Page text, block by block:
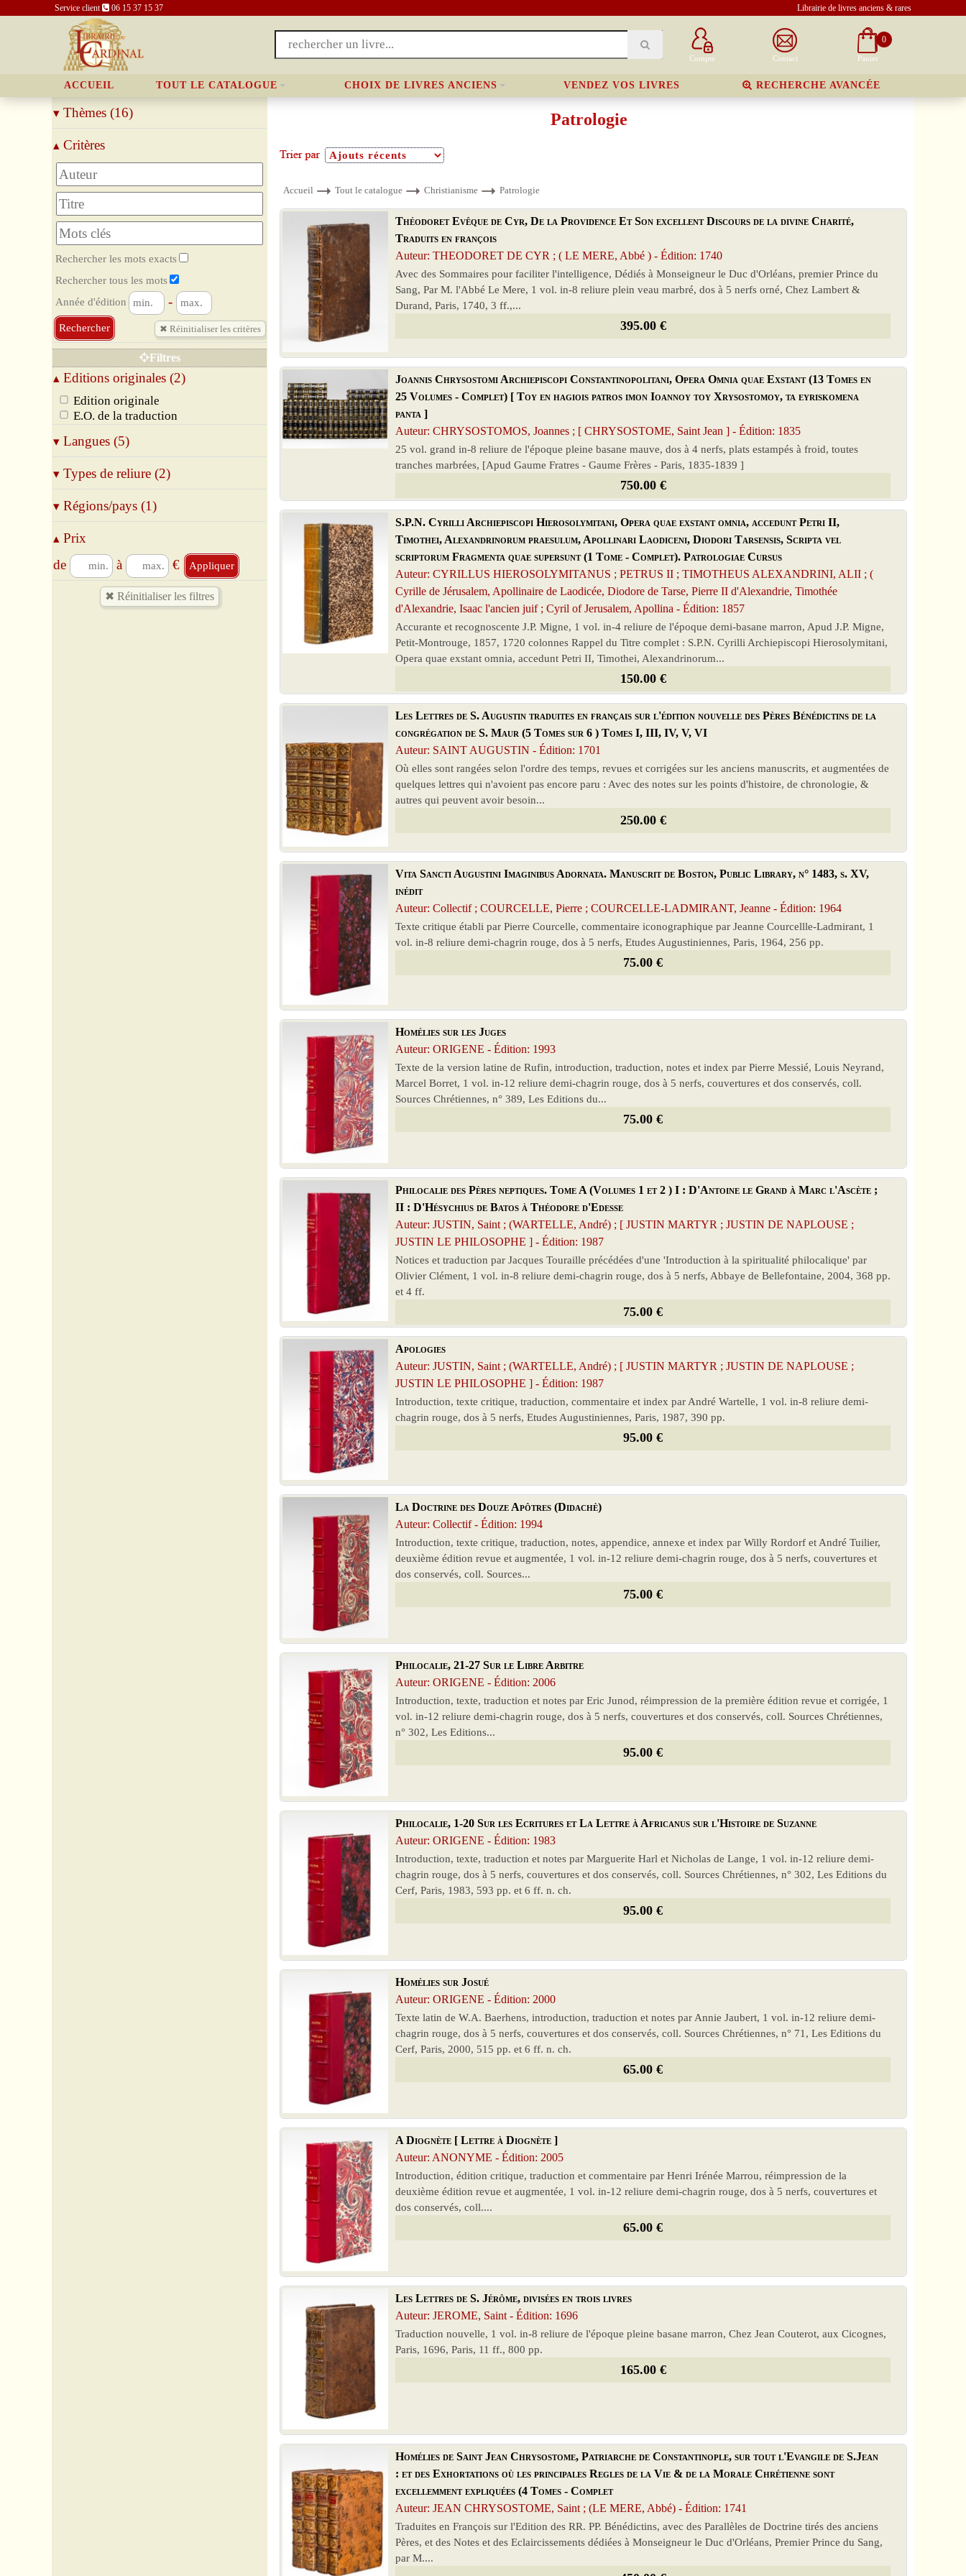
Service client 06 15 37 15 37 Librairie de livres anciens & rares
Compte Contact
0
Panier
ACCUEIL TOUT LE CATALOGUE CHOIX DE LIVRES ANCIENS VENDEZ VOS LIVRES RECHERCHE AVANCÉE
▾ Thèmes (16)
Bible
Catéchisme
Christologie
Dictionnaires
Droit canonique
Etudes bibliques
Histoire de l'Eglise
Liturgie
Magistère
Patrologie
Prière
Spiritualité
Théologie
Vie des Saints, Biographies
▴ Critères
Rechercher les mots exacts
Rechercher tous les mots
Année d'édition
-
Filtres
▴ Editions originales (2)
Edition originale
E.O. de la traduction
▾ Langues (5)
Français
Italien
▾ Types de reliure (2)
Relié
▾ Régions/pays (1)
▴ Prix
de
à €
Patrologie
Accueil Tout le catalogue Christianisme Patrologie
Théodoret Evêque de Cyr, De la Providence Et Son excellent Discours de la divine Charité,
Traduits en françois
Auteur: THEODORET DE CYR ; ( LE MERE, Abbé ) - Édition: 1740
Avec des Sommaires pour faciliter l'intelligence, Dédiés à Monseigneur le Duc d'Orléans, premier Prince du
Sang, Par M. l'Abbé Le Mere, 1 vol. in-8 reliure plein veau marbré, dos à 5 nerfs orné, Chez Lambert &
Durand, Paris, 1740, 3 ff.,...
395.00 €
Joannis Chrysostomi Archiepiscopi Constantinopolitani, Opera Omnia quae Exstant (13 Tomes en
25 Volumes - Complet) [ Toy en hagiois patros imon Ioannoy toy Xrysostomoy, ta eyriskomena
panta ]
Auteur: CHRYSOSTOMOS, Joannes ; [ CHRYSOSTOME, Saint Jean ] - Édition: 1835
25 vol. grand in-8 reliure de l'époque pleine basane mauve, dos à 4 nerfs, plats estampés à froid, toutes
tranches marbrées, [Apud Gaume Fratres - Gaume Frères - Paris, 1835-1839 ]
750.00 €
S.P.N. Cyrilli Archiepiscopi Hierosolymitani, Opera quae exstant omnia, accedunt Petri II,
Timothei, Alexandrinorum praesulum, Apollinari Laodiceni, Diodori Tarsensis, Scripta vel
scriptorum Fragmenta quae supersunt (1 Tome - Complet). Patrologiae Cursus
Auteur: CYRILLUS HIEROSOLYMITANUS ; PETRUS II ; TIMOTHEUS ALEXANDRINI, ALII ; (
Cyrille de Jérusalem, Apollinaire de Laodicée, Diodore de Tarse, Pierre II d'Alexandrie, Timothée
d'Alexandrie, Isaac l'ancien juif ; Cyril of Jerusalem, Apollina - Édition: 1857
Accurante et recognoscente J.P. Migne, 1 vol. in-4 reliure de l'époque demi-basane marron, Apud J.P. Migne,
Petit-Montrouge, 1857, 1720 colonnes Rappel du Titre complet : S.P.N. Cyrilli Archiepiscopi Hierosolymitani,
Opera quae exstant omnia, accedunt Petri II, Timothei, Alexandrinorum...
150.00 €
Les Lettres de S. Augustin traduites en français sur l'édition nouvelle des Pères Bénédictins de la
congrégation de S. Maur (5 Tomes sur 6 ) Tomes I, III, IV, V, VI
Auteur: SAINT AUGUSTIN - Édition: 1701
Où elles sont rangées selon l'ordre des temps, revues et corrigées sur les anciens manuscrits, et augmentées de
quelques lettres qui n'avoient pas encore paru : Avec des notes sur les points d'histoire, de chronologie, &
autres qui peuvent avoir besoin...
250.00 €
Vita Sancti Augustini Imaginibus Adornata. Manuscrit de Boston, Public Library, n° 1483, s. XV,
inédit
Auteur: Collectif ; COURCELLE, Pierre ; COURCELLE-LADMIRANT, Jeanne - Édition: 1964
Texte critique établi par Pierre Courcelle, commentaire iconographique par Jeanne Courcellle-Ladmirant, 1
vol. in-8 reliure demi-chagrin rouge, dos à 5 nerfs, Etudes Augustiniennes, Paris, 1964, 256 pp.
75.00 €
Homélies sur les Juges
Auteur: ORIGENE - Édition: 1993
Texte de la version latine de Rufin, introduction, traduction, notes et index par Pierre Messié, Louis Neyrand,
Marcel Borret, 1 vol. in-12 reliure demi-chagrin rouge, dos à 5 nerfs, couvertures et dos conservés, coll.
Sources Chrétiennes, n° 389, Les Editions du...
75.00 €
Philocalie des Pères neptiques. Tome A (Volumes 1 et 2 ) I : D'Antoine le Grand à Marc l'Ascète ;
II : D'Hésychius de Batos à Théodore d'Edesse
Auteur: JUSTIN, Saint ; (WARTELLE, André) ; [ JUSTIN MARTYR ; JUSTIN DE NAPLOUSE ;
JUSTIN LE PHILOSOPHE ] - Édition: 1987
Notices et traduction par Jacques Touraille précédées d'une 'Introduction à la spiritualité philocalique' par
Olivier Clément, 1 vol. in-8 reliure demi-chagrin rouge, dos à 5 nerfs, Abbaye de Bellefontaine, 2004, 368 pp.
et 4 ff.
75.00 €
Apologies
Auteur: JUSTIN, Saint ; (WARTELLE, André) ; [ JUSTIN MARTYR ; JUSTIN DE NAPLOUSE ;
JUSTIN LE PHILOSOPHE ] - Édition: 1987
Introduction, texte critique, traduction, commentaire et index par André Wartelle, 1 vol. in-8 reliure demi-
chagrin rouge, dos à 5 nerfs, Etudes Augustiniennes, Paris, 1987, 390 pp.
95.00 €
La Doctrine des Douze Apôtres (Didachè)
Auteur: Collectif - Édition: 1994
Introduction, texte critique, traduction, notes, appendice, annexe et index par Willy Rordorf et André Tuilier,
deuxième édition revue et augmentée, 1 vol. in-12 reliure demi-chagrin rouge, dos à 5 nerfs, couvertures et
dos conservés, coll. Sources...
75.00 €
Philocalie, 21-27 Sur le Libre Arbitre
Auteur: ORIGENE - Édition: 2006
Introduction, texte, traduction et notes par Eric Junod, réimpression de la première édition revue et corrigée, 1
vol. in-12 reliure demi-chagrin rouge, dos à 5 nerfs, couvertures et dos conservés, coll. Sources Chrétiennes,
n° 302, Les Editions...
95.00 €
Philocalie, 1-20 Sur les Ecritures et La Lettre à Africanus sur l'Histoire de Suzanne
Auteur: ORIGENE - Édition: 1983
Introduction, texte, traduction et notes par Marguerite Harl et Nicholas de Lange, 1 vol. in-12 reliure demi-
chagrin rouge, dos à 5 nerfs, couvertures et dos conservés, coll. Sources Chrétiennes, n° 302, Les Editions du
Cerf, Paris, 1983, 593 pp. et 6 ff. n. ch.
95.00 €
Homélies sur Josué
Auteur: ORIGENE - Édition: 2000
Texte latin de W.A. Baerhens, introduction, traduction et notes par Annie Jaubert, 1 vol. in-12 reliure demi-
chagrin rouge, dos à 5 nerfs, couvertures et dos conservés, coll. Sources Chrétiennes, n° 71, Les Editions du
Cerf, Paris, 2000, 515 pp. et 6 ff. n. ch.
65.00 €
A Diognète [ Lettre à Diognète ]
Auteur: ANONYME - Édition: 2005
Introduction, édition critique, traduction et commentaire par Henri Irénée Marrou, réimpression de la
deuxième édition revue et augmentée, 1 vol. in-12 reliure demi-chagrin rouge, dos à 5 nerfs, couvertures et
dos conservés, coll....
65.00 €
Les Lettres de S. Jérôme, divisées en trois livres
Auteur: JEROME, Saint - Édition: 1696
Traduction nouvelle, 1 vol. in-8 reliure de l'époque pleine basane marron, Chez Jean Couterot, aux Cicognes,
Paris, 1696, Paris, 11 ff., 800 pp.
165.00 €
Homélies de Saint Jean Chrysostome, Patriarche de Constantinople, sur tout l'Evangile de S.Jean
: et des Exhortations où les principales Regles de la Vie & de la Morale Chrétienne sont
excellemment expliquées (4 Tomes - Complet
Auteur: JEAN CHRYSOSTOME, Saint ; (LE MERE, Abbé) - Édition: 1741
Traduites en François sur l'Edition des RR. PP. Bénédictins, avec des Parallèles de Doctrine tirés des anciens
Pères, et des Notes et des Eclaircissements dédiées à Monseigneur le Duc d'Orléans, Premier Prince du Sang,
par M....